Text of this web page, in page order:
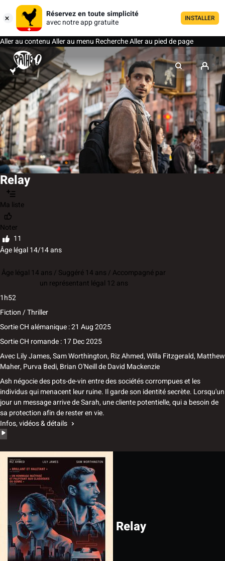
Réservez en toute simplicité
avec notre app gratuite
INSTALLER
Aller au contenuAller au menu RechercheAller au pied de page
Relay
Ma liste
Noter
11
Âge légal 14/14 ans
Âge légal 14 ans / Suggéré 14 ans / Accompagné par
un représentant légal 12 ans
1h52
Fiction / Thriller
Sortie CH alémanique : 21 Aug 2025
Sortie CH romande : 17 Dec 2025
AvecLily James, Sam Worthington, Riz Ahmed, Willa Fitzgerald, Matthew
Maher, Purva Bedi, Brian O'NeilldeDavid Mackenzie
Ash négocie des pots-de-vin entre des sociétés corrompues et les
individus qui menacent leur ruine. Il garde son identité secrète. Lorsqu'un
jour un message arrive de Sarah, une cliente potentielle, qui a besoin de
sa protection afin de rester en vie.
Infos, vidéos & détails
Relay